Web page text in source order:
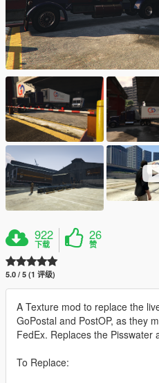
922
下载
26
赞
5.0 / 5 (1 评级)
A Texture mod to replace the
GoPostal and PostOP, as they
FedEx. Replaces the Pisswater
To Replace: